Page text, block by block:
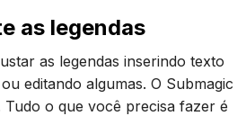
as legendas
as legendas inserindo texto
editando algumas. O Submagic
o que você precisa fazer é